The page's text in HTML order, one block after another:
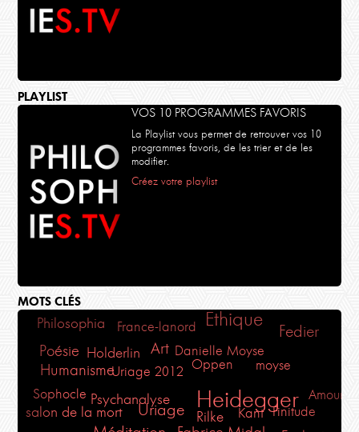
L'AMOUR
Retrouver la nudité des visages
Épisode 2
PLAYLIST
VOS 10 PROGRAMMES FAVORIS
La Playlist vous permet de retrouver vos 10
programmes favoris, de les trier et de les
modifier.
Créez votre playlist
MOTS CLÉS
Philosophia France-lanord Ethique
Fedier
Poésie Holderlin Art Danielle Moyse
HumanismeUriage 2012 Oppen
moyse
Sophocle Psychanalyse Heidegger Amour
salon de la mort
Uriage Rilke KantFinitude